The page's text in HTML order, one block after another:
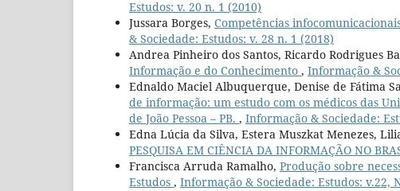
Estudos: v. 20 n. 1 (2010)
Jussara Borges, Competências
& Sociedade: Estudos: v. 28 n. 1 (2018)
Andrea Pinheiro dos Santos, Ricardo Rodrigues
Informação e do Conhecimento , Informação &
Ednaldo Maciel Albuquerque, Denise de Fátima
de informação: um estudo com os médicos das
de João Pessoa – PB. , Informação & Sociedade:
Edna Lúcia da Silva, Estera Muszkat Menezes,
PESQUISA EM CIÊNCIA DA INFORMAÇÃO NO
Francisca Arruda Ramalho, Produção sobre
Estudos , Informação & Sociedade: Estudos: v.22,